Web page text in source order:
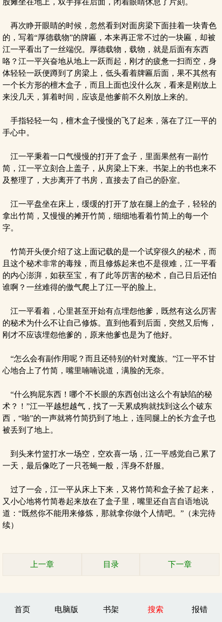
股瘫坐在地上，双手撑在后面，闭着眼睛休息了片刻。
再次睁开眼睛的时候，忽然看到对面房梁下面挂着一块青色
的，写着“厚德载物”的牌匾，本来再正常不过的一块匾，却被
江一平看出了一丝端倪。厚德载物，载物，就是后面有东西
咯？江一平兴奋地从地上一跃而起，刚才的疲惫一扫而空，身
体轻轻一跃便蹲到了房梁上，低头看着牌匾后面，果不其然有
一个长方形的檀木盒子，而且上面也没什么灰，看来是刚放上
来没几天，算着时间，应该是他爹前不久刚放上来的。
手指轻轻一勾，檀木盒子慢慢的飞了起来，落在了江一平的
手心中。
江一平秉着一口气慢慢的打开了盒子，里面果然有一副竹
简，江一平立刻合上盖子，从房梁上下来。书架上的书也来不
及整理了，大步离开了书房，直接去了自己的卧室。
江一平盘坐在床上，缓缓的打开了放在腿上的盒子，轻轻的
拿出竹简，又慢慢的摊开竹简，细细地看着竹简上的每一个
字。
竹简开头便介绍了这上面记载的是一个试穿很久的秘术，而
且这个秘术非常的毒辣，而且修炼起来也不是很难，江一平看
的内心澎湃，如获至宝，有了此等厉害的秘术，自己日后还怕
谁啊？一丝难得的傲气爬上了江一平的脸上。
江一平看着，心里甚至开始有点埋怨他爹，既然有这么厉害
的秘术为什么不让自己修炼。直到他看到后面，突然又后悔，
刚才不应该埋怨他爹的，原来他爹也是为了他好。
“怎么会有副作用呢？而且还特别的针对魔族。”江一平不甘
心地合上了竹简，嘴里喃喃说道，满脸的无奈。
“什么狗屁东西！哪个不长眼的东西创出这么个有缺陷的秘
术？！”江一平越想越气，找了一天累成狗就找到这么个破东
西，“啪”的一声就将竹简扔到了地上，连同腿上的长方盒子也
被丢到了地上。
到头来竹篮打水一场空，空欢喜一场，江一平感觉自己累了
一天，最后像吃了一只苍蝇一般，浑身不舒服。
过了一会，江一平从床上下来，又将竹简和盒子捡了起来，
又小心地将竹简卷起来放在了盒子里，嘴里还自言自语地说
道：“既然你不能用来修炼，那就拿你做个人情吧。”（未完待
续）
上一章 目录 下一章
首页 电脑版 书架 搜索 报错